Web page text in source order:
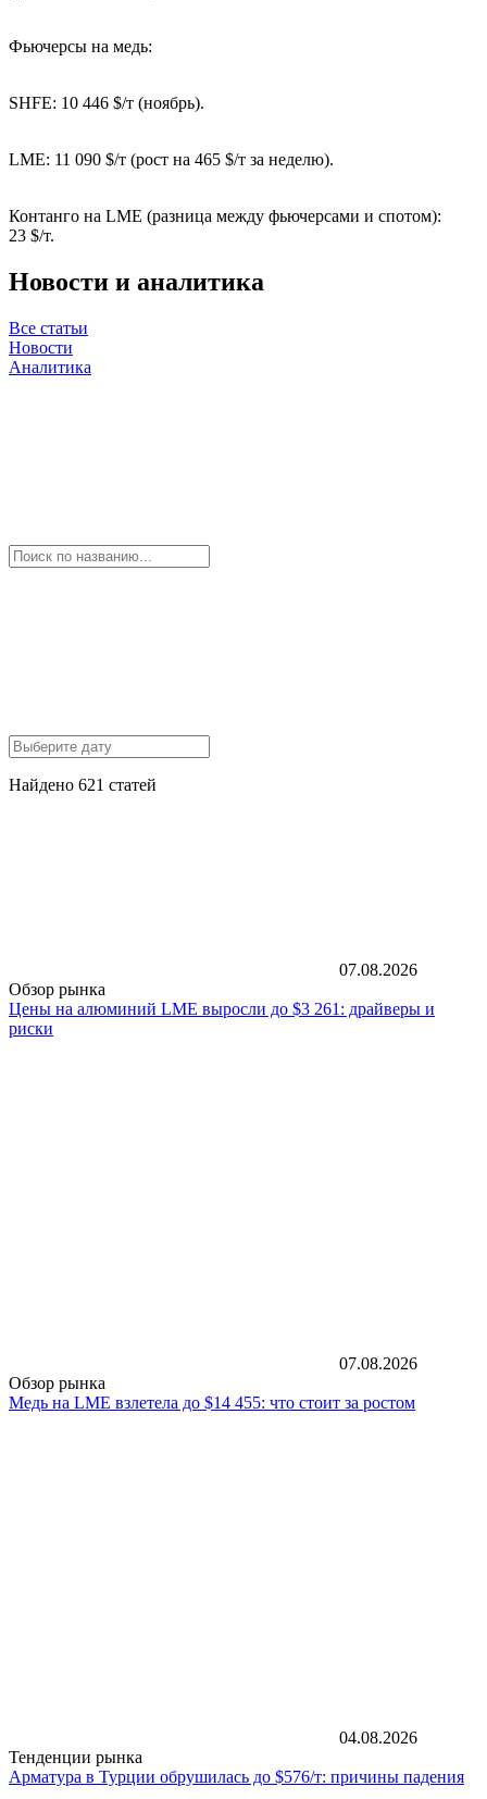
Фьючерсы на медь:
SHFE: 10 446 $/т (ноябрь).
LME: 11 090 $/т (рост на 465 $/т за неделю).
Контанго на LME (разница между фьючерсами и спотом):
23 $/т.
Новости и аналитика
Все статьи
Новости
Аналитика
Найдено 621 статей
07.08.2026
Обзор рынка
Цены на алюминий LME выросли до $3 261: драйверы и
риски
07.08.2026
Обзор рынка
Медь на LME взлетела до $14 455: что стоит за ростом
04.08.2026
Тенденции рынка
Арматура в Турции обрушилась до $576/т: причины падения